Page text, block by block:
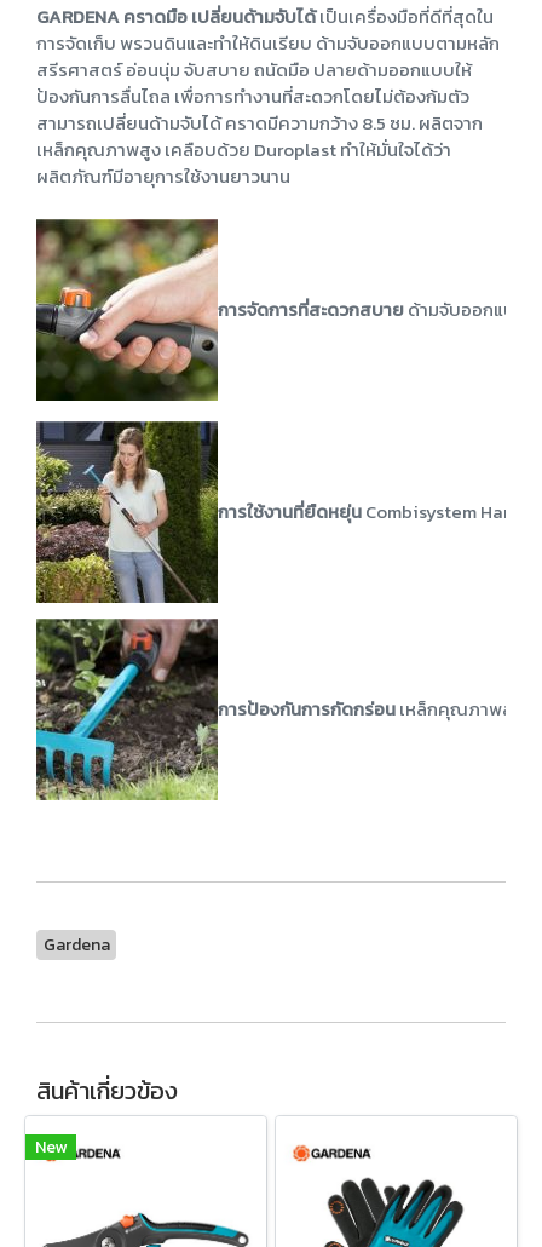
GARDENA คราดมือ เปลี่ยนด้ามจับได้เป็นเครื่องมือที่ดีที่สุดใน
การจัดเก็บ พรวนดินและทำให้ดินเรียบ ด้ามจับออกแบบตามหลัก
สรีรศาสตร์ อ่อนนุ่ม จับสบาย ถนัดมือ ปลายด้ามออกแบบให้
ป้องกันการลื่นไถล เพื่อการทำงานที่สะดวกโดยไม่ต้องก้มตัว
สามารถเปลี่ยนด้ามจับได้ คราดมีความกว้าง 8.5 ซม. ผลิตจาก
เหล็กคุณภาพสูง เคลือบด้วย Duroplast ทำให้มั่นใจได้ว่า
ผลิตภัณฑ์มีอายุการใช้งานยาวนาน
การจัดการที่สะดวกสบายด้ามจับออกแบบห
การใช้งานที่ยืดหยุ่นCombisystem Hand
การป้องกันการกัดกร่อนเหล็กคุณภาพสูงแ
Gardena
สินค้าเกี่ยวข้อง
New